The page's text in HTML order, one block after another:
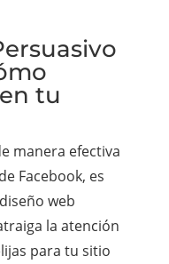
tu
manera efectiva
Facebook, es
web
la atención
para tu sitio